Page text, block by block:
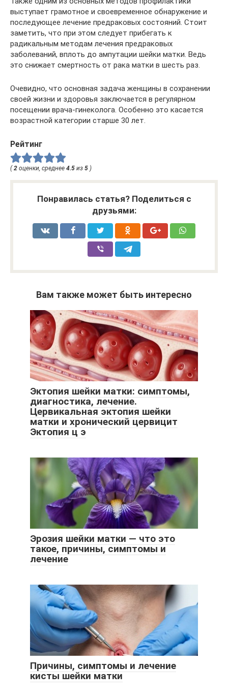
выступает грамотное и своевременное обнаружение и
последующее лечение предраковых состояний. Стоит
заметить, что при этом следует прибегать к
радикальным методам лечения предраковых
заболеваний, вплоть до ампутации шейки матки. Ведь
это снижает смертность от рака матки в шесть раз.
Очевидно, что основная задача женщины в сохранении
своей жизни и здоровья заключается в регулярном
посещении врача-гинеколога. Особенно это касается
возрастной категории старше 30 лет.
Рейтинг
( 2 оценки, среднее 4.5 из 5 )
Понравилась статья? Поделиться с
друзьями:
Вам также может быть интересно
Эктопия шейки матки: симптомы,
диагностика, лечение.
Цервикальная эктопия шейки
матки и хронический цервицит
Эктопия ц э
Эрозия шейки матки — что это
такое, причины, симптомы и
лечение
Причины, симптомы и лечение
кисты шейки матки